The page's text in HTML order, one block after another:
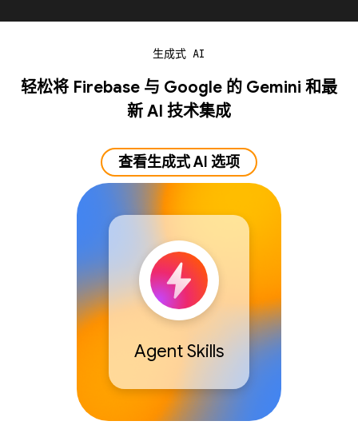
生成式 AI
轻松将 Firebase 与 Google 的 Gemini 和最
新 AI 技术集成
查看生成式 AI 选项
Agent Skills